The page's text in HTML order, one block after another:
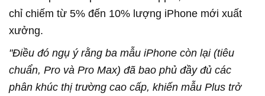
chỉ chiếm từ 5% đến 10% lượng iPhone mới xuất
xưởng.
"Điều đó ngụ ý rằng ba mẫu iPhone còn lại (tiêu
chuẩn, Pro và Pro Max) đã bao phủ đầy đủ các
phân khúc thị trường cao cấp, khiến mẫu Plus trở